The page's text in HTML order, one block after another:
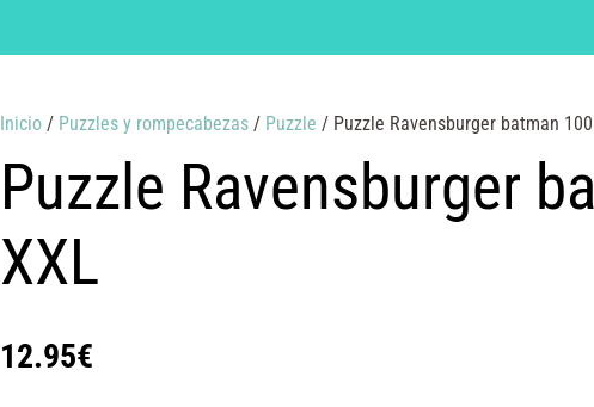
Inicio/ Puzzles y rompecabezas/ Puzzle / Puzzle Ravensburger batman
Puzzle Ravensburger
XXL
12.95€